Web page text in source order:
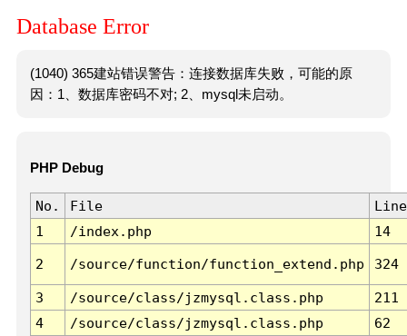
Database Error
(1040) 365建站错误警告：连接数据库失败，可能的原
因：1、数据库密码不对; 2、mysql未启动。
PHP Debug
No. File
Line
1
/index.php 14
2 /source/function/function_extend.php 324
3 /source/class/jzmysql.class.php
211
4
/source/class/jzmysql.class.php
62